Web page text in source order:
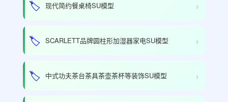
🏷️ 现代简约餐桌椅SU模型 ›
🏷️ SCARLETT品牌圆柱形加湿器家电SU模型 ›
🏷️ 中式功夫茶台茶具茶壶茶杯等装饰SU模型 ›